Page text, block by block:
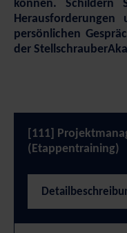
können. Schildern
persönlichen
der
[111]
(Etappentraining)